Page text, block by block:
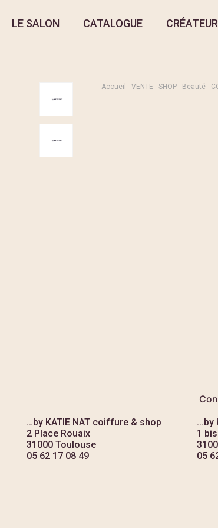
LE SALON CATALOGUE
Accueil - VENTE - SHOP - Beauté -
…by KATIE NAT coiffure & shop
2 Place Rouaix
31000 Toulouse
05 62 17 08 49
...by
1
05